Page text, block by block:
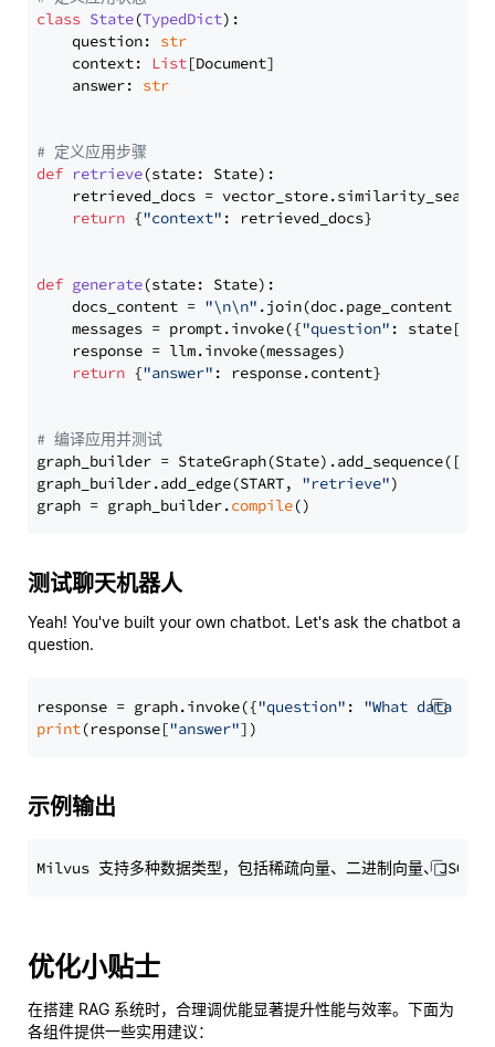
class State(TypedDict):
    question:
str
    context:
List[Document]
    answer:
str
# 定义应用步骤
def retrieve(state: State):
retrieved_docs =
return {"context" : retrieved_docs}
def generate(state: State):
    docs_content =
"\n\n" .join(doc.page_content
    messages = prompt.invoke({
"question" : state[
    response = llm.invoke(messages)
return {"answer" : response.content}
# 编译应用并测试
graph_builder =
graph_builder.add_edge(START, "retrieve")
graph = graph_builder.compile
测试聊天机器人
Yeah! You've built your own chatbot. Let's ask the chatbot a
question.
response = graph.invoke({"question" : "What data
print(response["answer"
示例输出
优化小贴士
在搭建 RAG 系统时，合理调优能显著提升性能与效率。下面为
各组件提供一些实用建议：